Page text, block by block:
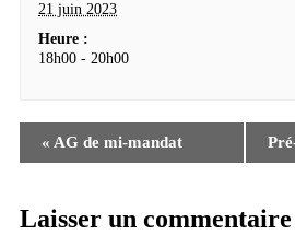
21 juin 2023
Heure :
18h00 - 20h00
« AG de mi-mandat
Laisser un commentaire